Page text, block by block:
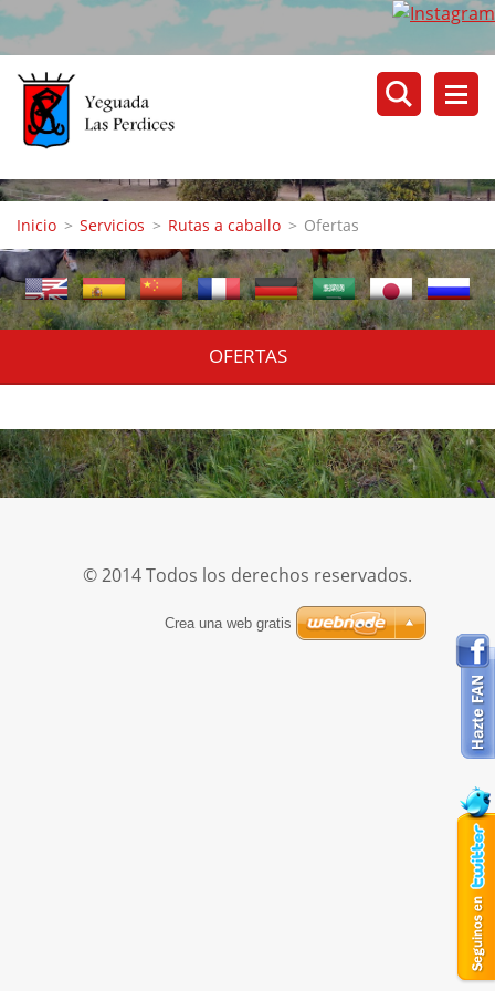
Inicio > Servicios > Rutas a caballo > Ofertas
OFERTAS
© 2014 Todos los derechos reservados.
Crea una web gratis